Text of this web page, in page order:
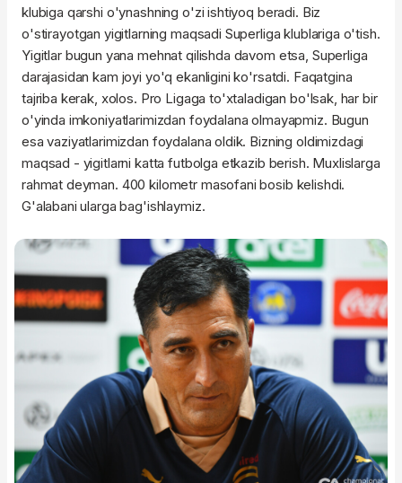
klubiga qarshi o'ynashning o'zi ishtiyoq beradi. Biz
o'stirayotgan yigitlarning maqsadi Superliga klublariga o'tish.
Yigitlar bugun yana mehnat qilishda davom etsa, Superliga
darajasidan kam joyi yo'q ekanligini ko'rsatdi. Faqatgina
tajriba kerak, xolos. Pro Ligaga to'xtaladigan bo'lsak, har bir
o'yinda imkoniyatlarimizdan foydalana olmayapmiz. Bugun
esa vaziyatlarimizdan foydalana oldik. Bizning oldimizdagi
maqsad - yigitlarni katta futbolga etkazib berish. Muxlislarga
rahmat deyman. 400 kilometr masofani bosib kelishdi.
G'alabani ularga bag'ishlaymiz.